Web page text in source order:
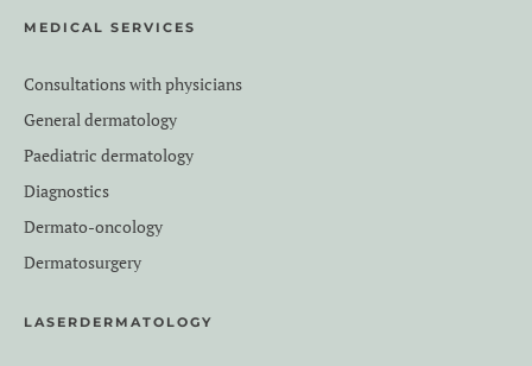
MEDICAL SERVICES
Consultations with physicians
General dermatology
Paediatric dermatology
Diagnostics
Dermato-oncology
Dermatosurgery
LASERDERMATOLOGY